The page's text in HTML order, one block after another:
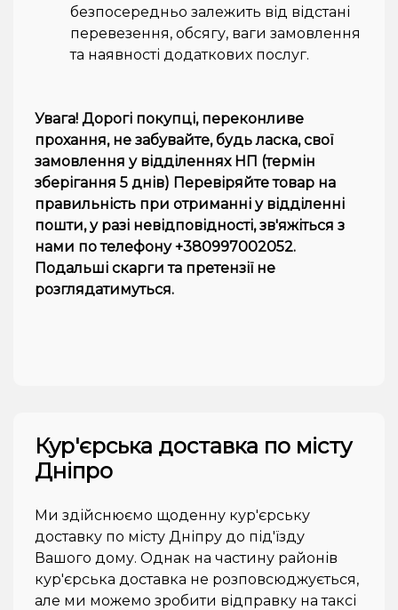
безпосередньо залежить від відстані
перевезення, обсягу, ваги замовлення
та наявності додаткових послуг.
Увага! Дорогі покупці, переконливе
прохання, не забувайте, будь ласка, свої
замовлення у відділеннях НП (термін
зберігання 5 днів) Перевіряйте товар на
правильність при отриманні у відділенні
пошти, у разі невідповідності, зв'яжіться з
нами по телефону +380997002052.
Подальші скарги та претензії не
розглядатимуться.
Кур'єрська доставка по місту
Дніпро
Ми здійснюємо щоденну кур'єрську
доставку по місту Дніпру до під'їзду
Вашого дому. Однак на частину районів
кур'єрська доставка не розповсюджується,
але ми можемо зробити відправку на таксі